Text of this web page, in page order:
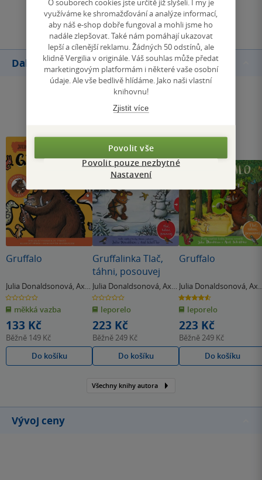
Přidat hodnocení
Další knihy autora
Gruffalo
Julia Donaldsonová Axel
Scheffler
0.0
z
5
hvězdiček
měkká vazba
133 Kč
Běžně 149 Kč
Do košíku
Gruffalinka Tlač,
táhni, posouvej
Julia Donaldsonová Axel
Scheffler
0.0
z
5
hvězdiček
leporelo
223 Kč
Běžně 249 Kč
Do košíku
Gruffalo
Julia Donaldsonová
Scheffler
4.6
z
5
hvězdiček
leporelo
223 Kč
Běžně 249 Kč
Do košíku
Všechny knihy autora
Vývoj ceny
využíváme ke shromažďování a analýze informací,
aby náš e-shop dobře fungoval a mohli jsme ho
nadále zlepšovat. Také nám pomáhají ukazovat
lepší a cílenější reklamu. Žádných 50 odstínů, ale
klidně Vergilia v originále. Váš souhlas může předat
marketingovým platformám i některé vaše osobní
údaje. Ale vše bedlivě hlídáme. Jako naši vlastní
knihovnu!
Zjistit více
Povolit vše
Povolit pouze nezbytné
Nastavení